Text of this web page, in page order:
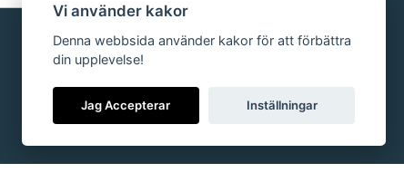
Vi använder kakor
Denna webbsida använder kakor för att förbättra
din upplevelse!
Jag Accepterar Inställningar